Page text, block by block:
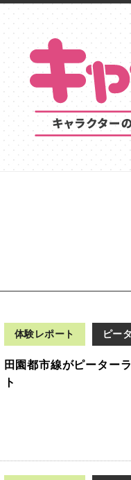
体験レポート ピー
田園都市線がピーター
ト